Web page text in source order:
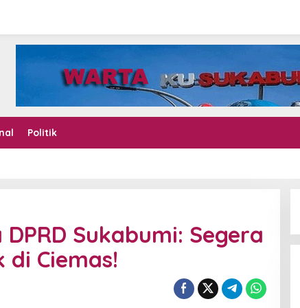
Politik
Sukabumi: Segera
di Ciemas!